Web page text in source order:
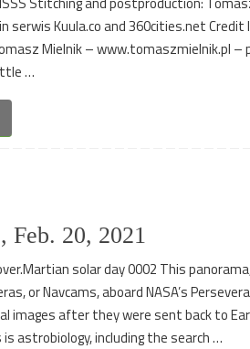
serwis Kuula.co and 360cities.net
Mielnik – www.tomaszmielnik.pl –
…
Feb. 20, 2021
solar day 0002 This
or Navcams, aboard NASA’s
images after they were sent back to
astrobiology, including the search …